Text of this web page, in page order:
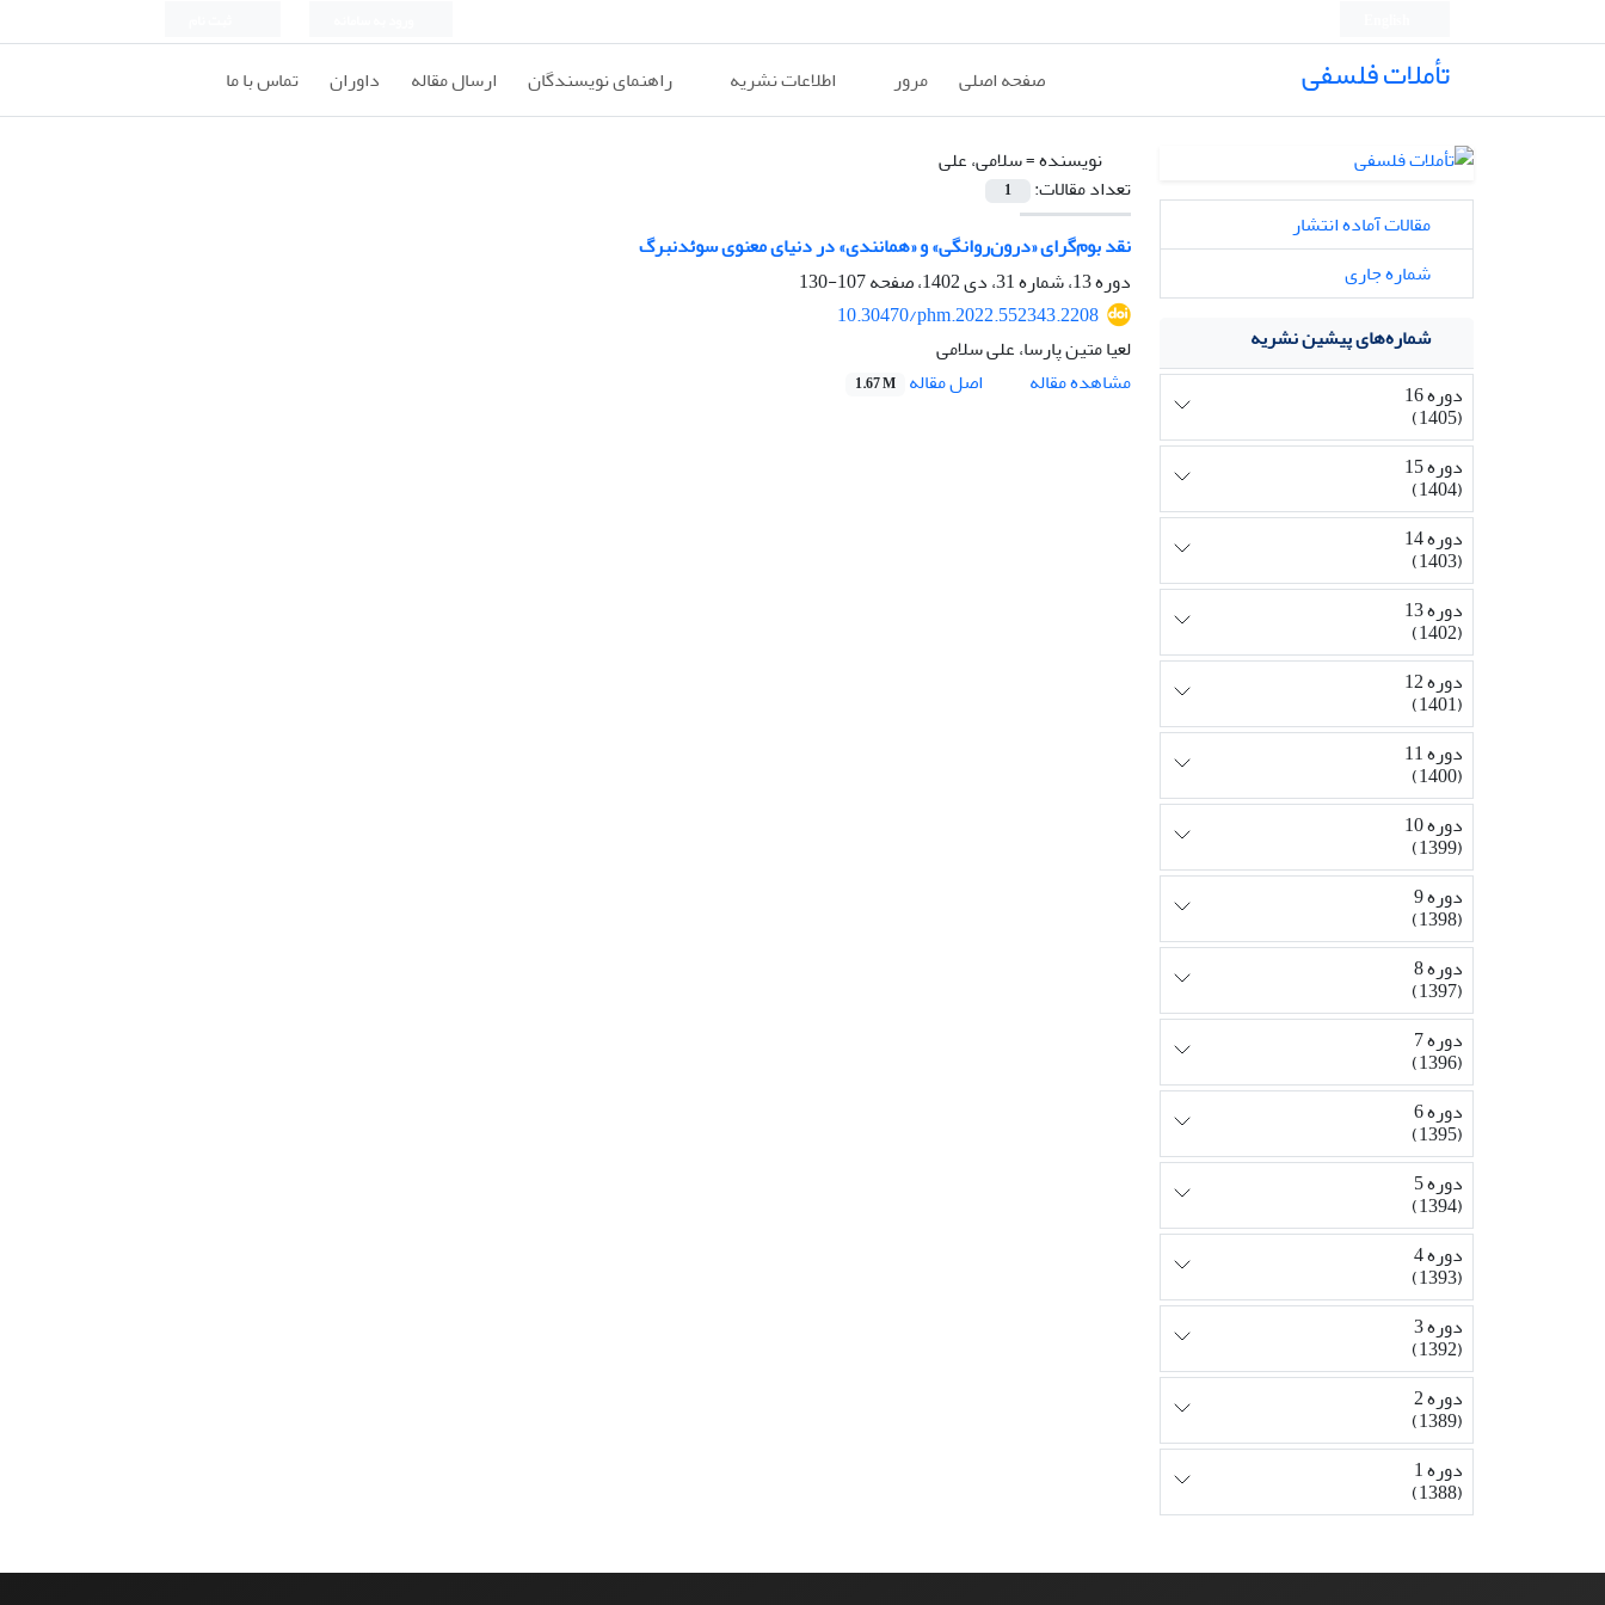
تأملات فلسفی صفحه اصلی مرور اطلاعات نشریه راهنمای نویسندگان ارسال مقاله داوران تماس با ما
نویسنده =سلامی، علی
تعداد مقالات:
1
نقد بوم‌گرای «درون‌‌روانگی» و «همانندی» در دنیای معنوی سوئدنبرگ
دوره 13، شماره 31، دی 1402، صفحه
107-130
10.30470/phm.2022.552343.2208
لعیا متین پارسا، علی سلامی
مشاهده مقاله
اصل مقاله 1.67 M
مقالات آماده انتشار
شماره جاری
شماره‌های پیشین نشریه
دوره 16
(1405)
دوره 15
(1404)
دوره 14
(1403)
دوره 13
(1402)
دوره 12
(1401)
دوره 11
(1400)
دوره 10
(1399)
دوره 9
(1398)
دوره 8
(1397)
دوره 7
(1396)
دوره 6
(1395)
دوره 5
(1394)
دوره 4
(1393)
دوره 3
(1392)
دوره 2
(1389)
دوره 1
(1388)